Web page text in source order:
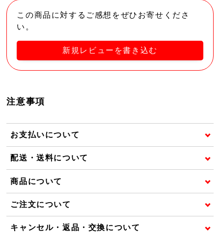
この商品に対するご感想をぜひお寄せくださ
い。
新規レビューを書き込む
注意事項
お支払いについて
配送・送料について
商品について
ご注文について
キャンセル・返品・交換について